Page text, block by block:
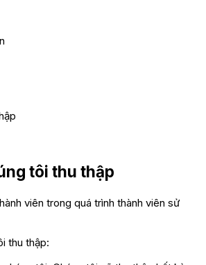
tôi thu thập
viên trong quá trình thành viên sử
thu thập: